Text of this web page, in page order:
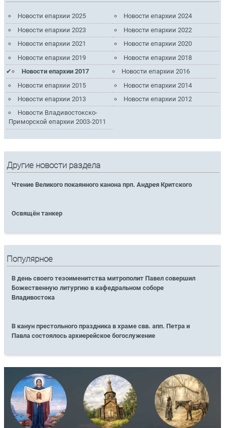
Новости епархии 2025
Новости епархии 2024
Новости епархии 2023
Новости епархии 2022
Новости епархии 2021
Новости епархии 2020
Новости епархии 2019
Новости епархии 2018
Новости епархии 2017
Новости епархии 2016
Новости епархии 2015
Новости епархии 2014
Новости епархии 2013
Новости епархии 2012
Новости Владивостокско-
Приморской епархии 2003-2011
Другие новости раздела
Чтение Великого покаянного канона прп. Андрея Критского
Освящён танкер
Популярное
В день своего тезоименитства митрополит Павел совершил
Божественную литургию в кафедральном соборе
Владивостока
В канун престольного праздника в храме свв. апп. Петра и
Павла состоялось архиерейское богослужение